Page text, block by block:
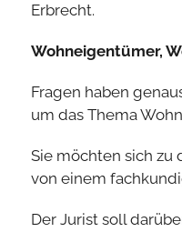
Erbrecht.
Wohneigentümer,
Fragen haben
um das Thema
Sie möchten sich
von einem
Der Jurist soll